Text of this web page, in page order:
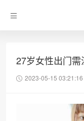
27岁女性出门需
2023-05-15 03:21:16